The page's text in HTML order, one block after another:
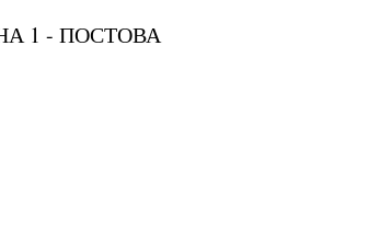
1 - ПОСТОВА